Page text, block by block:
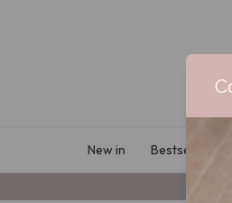
New in Bestsellers